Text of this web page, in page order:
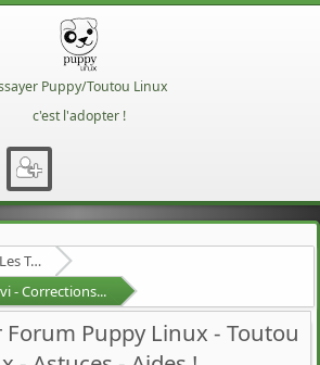
Puppy/Toutou Linux
c'est l'adopter !
Les Toutous
- Corrections...
Puppy Linux - Toutou